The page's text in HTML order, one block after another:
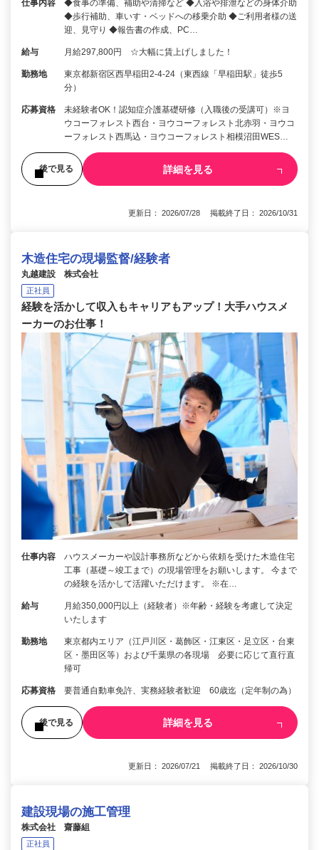
仕事内容
◆食事の準備、補助や清掃など ◆入浴や排泄などの身体介助
◆歩行補助、車いす・ベッドへの移乗介助 ◆ご利用者様の送
迎、見守り ◆報告書の作成、PC…
給与 月給297,800円 ☆大幅に賃上げしました！
勤務地
東京都新宿区西早稲田2-4-24（東西線「早稲田駅」徒歩5
分）
応募資格
未経験者OK！認知症介護基礎研修（入職後の受講可）※ヨ
ウコーフォレスト西台・ヨウコーフォレスト北赤羽・ヨウコ
ーフォレスト西馬込・ヨウコーフォレスト相模沼田WES…
後で見る 詳細を見る
更新日： 2026/07/28 掲載終了日： 2026/10/31
木造住宅の現場監督/経験者
丸越建設 株式会社
正社員
経験を活かして収入もキャリアもアップ！大手ハウスメ
ーカーのお仕事！
仕事内容
ハウスメーカーや設計事務所などから依頼を受けた木造住宅
工事（基礎～竣工まで）の現場管理をお願いします。 今まで
の経験を活かして活躍いただけます。 ※在…
給与
月給350,000円以上（経験者）※年齢・経験を考慮して決定
いたします
勤務地
東京都内エリア（江戸川区・葛飾区・江東区・足立区・台東
区・墨田区等）および千葉県の各現場 必要に応じて直行直
帰可
応募資格 要普通自動車免許、実務経験者歓迎 60歳迄（定年制の為）
後で見る 詳細を見る
更新日： 2026/07/21 掲載終了日： 2026/10/30
建設現場の施工管理
株式会社 齋藤組
正社員